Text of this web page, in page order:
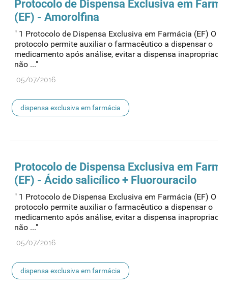
Protocolo de Dispensa Exclusiva em
(EF) - Amorolfina
" 1 Protocolo de Dispensa Exclusiva em Farmácia (EF) O
protocolo permite auxiliar o farmacêutico a dispensar o
medicamento após análise, evitar a dispensa inapropriada
não ..."
05/07/2016
dispensa exclusiva em farmácia
Protocolo de Dispensa Exclusiva em
(EF) - Ácido salicílico + Fluorouracilo
" 1 Protocolo de Dispensa Exclusiva em Farmácia (EF) O
protocolo permite auxiliar o farmacêutico a dispensar o
medicamento após análise, evitar a dispensa inapropriada
não ..."
05/07/2016
dispensa exclusiva em farmácia